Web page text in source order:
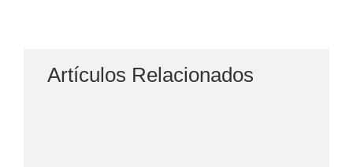
Artículos Relacionados